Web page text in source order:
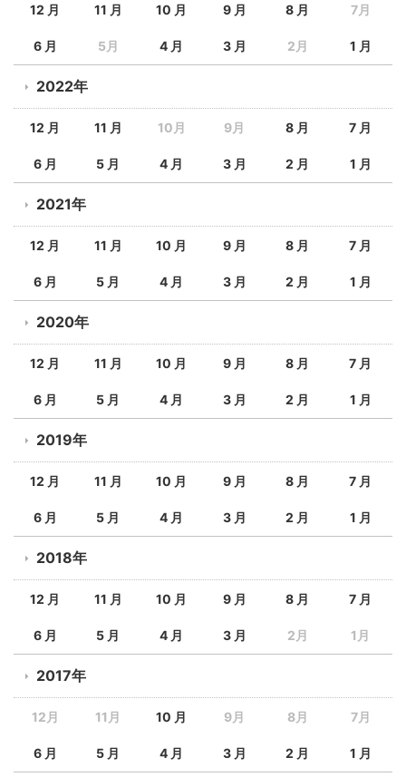
12 月 11 月 10 月 9 月 8 月 7月
6 月 5月 4 月 3 月 2月 1 月
2022年
12 月 11 月 10月 9月 8 月 7 月
6 月 5 月 4 月 3 月 2 月 1 月
2021年
12 月 11 月 10 月 9 月 8 月 7 月
6 月 5 月 4 月 3 月 2 月 1 月
2020年
12 月 11 月 10 月 9 月 8 月 7 月
6 月 5 月 4 月 3 月 2 月 1 月
2019年
12 月 11 月 10 月 9 月 8 月 7 月
6 月 5 月 4 月 3 月 2 月 1 月
2018年
12 月 11 月 10 月 9 月 8 月 7 月
6 月 5 月 4 月 3 月 2月 1月
2017年
12月 11月 10 月 9月 8月 7月
6 月 5 月 4 月 3 月 2 月 1 月